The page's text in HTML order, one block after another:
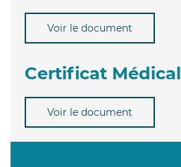
Voir le document
Certificat Médical
Voir le document